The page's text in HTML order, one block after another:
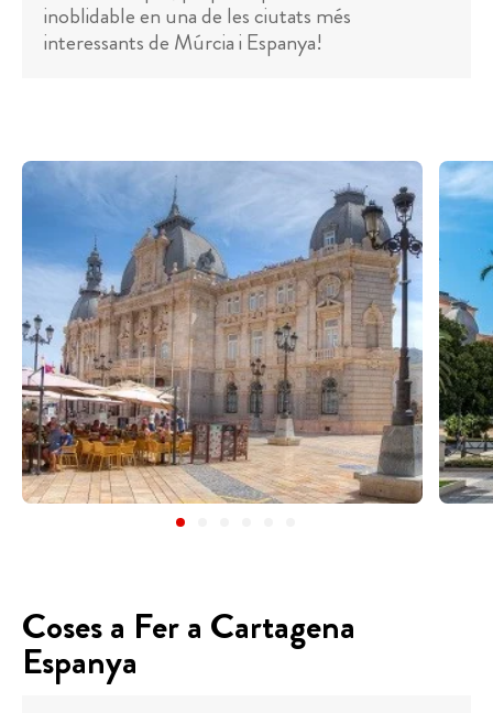
inoblidable en una de les ciutats més
interessants de Múrcia i Espanya!
Coses a Fer a Cartagena
Espanya